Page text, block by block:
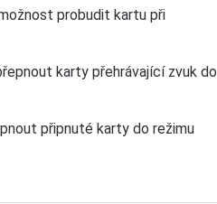
probudit kartu při
karty přehrávající zvuk do
připnuté karty do režimu